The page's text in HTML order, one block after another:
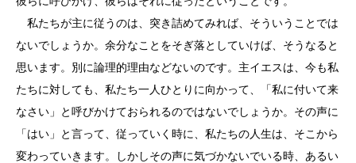
私たちが主に従うのは、突き詰めてみれば、そういうことでは
ないでしょうか。余分なことをそぎ落としていけば、そうなると
思います。別に論理的理由などないのです。主イエスは、今も私
たちに対しても、私たち一人ひとりに向かって、「私に付いて来
なさい」と呼びかけておられるのではないでしょうか。その声に
「はい」と言って、従っていく時に、私たちの人生は、そこから
変わっていきます。しかしその声に気づかないでいる時、あるい